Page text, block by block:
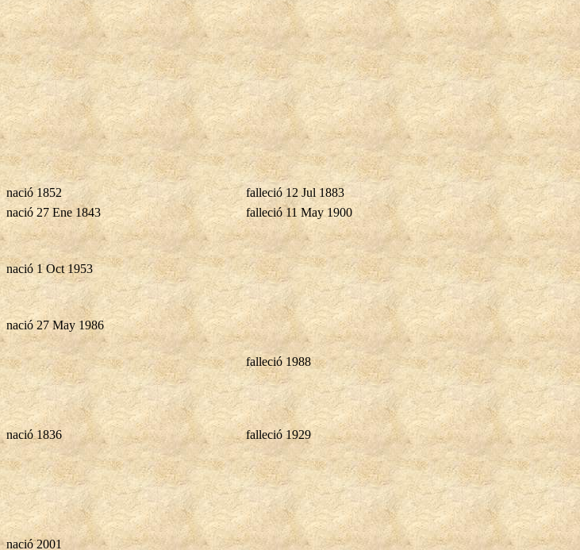
nació 1852
falleció 12 Jul 1883
nació 27 Ene 1843
falleció 11 May 1900
nació 1 Oct 1953
nació 27 May 1986
falleció 1988
nació 1836
falleció 1929
nació 2001